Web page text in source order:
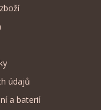
údajů
a baterií